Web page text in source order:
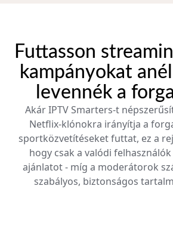
Futtasson
kampányokat
levennék a
Akár IPTV Smarters-t
Netflix-klónokra irányítja a
sportközvetítéseket futtat, ez a
hogy csak a valódi
ajánlatot - míg a moderátorok
szabályos, biztonságos